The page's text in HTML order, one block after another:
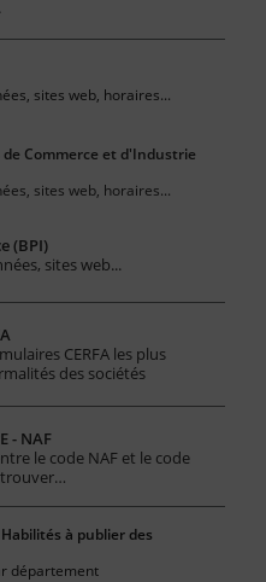
sites web, horaires...
Commerce et d'Industrie
sites web, horaires...
(BPI)
sites web...
CERFA les plus
des sociétés
- NAF
le code NAF et le code
trouver…
à publier des
département